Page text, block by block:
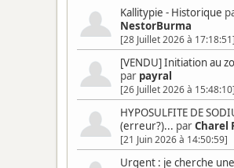
Kallitypie - Historique
NestorBurma
[28 Juillet 2026 à 17:18:51]
[VENDU] Initiation au
par payral
[26 Juillet 2026 à 15:48:10]
HYPOSULFITE DE
(erreur?)... parCharel
[21 Juin 2026 à 14:50:59]
Urgent : je cherche une